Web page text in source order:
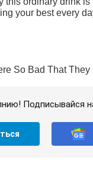
Подписывайся